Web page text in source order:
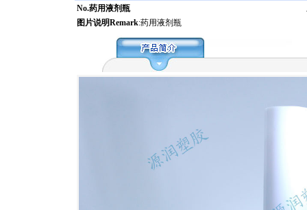
No.药用液剂瓶
图片说明Remark:药用液剂瓶